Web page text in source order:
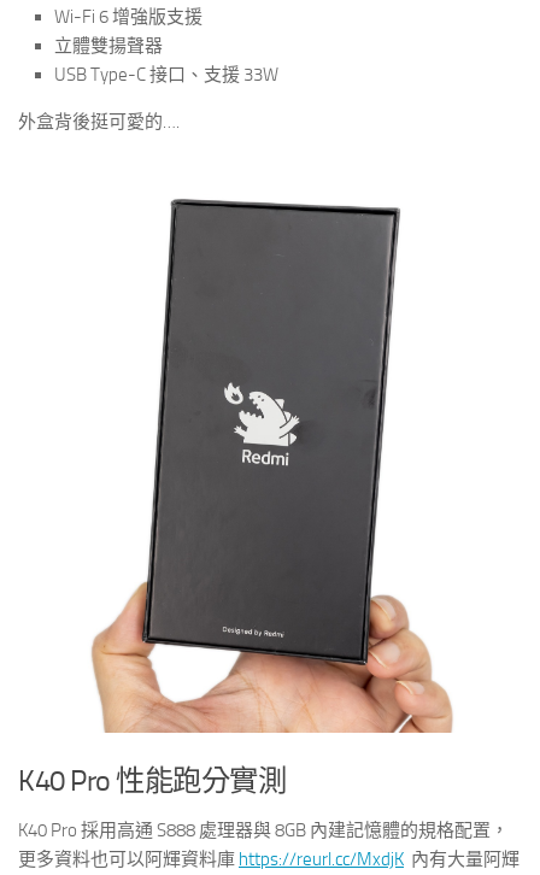
Wi-Fi 6 增強版支援
立體雙揚聲器
USB Type-C 接口、支援 33W
外盒背後挺可愛的….
K40 Pro 性能跑分實測
K40 Pro 採用高通 S888 處理器與 8GB 內建記憶體的規格配置，
更多資料也可以阿輝資料庫 https://reurl.cc/MxdjK 內有大量阿輝